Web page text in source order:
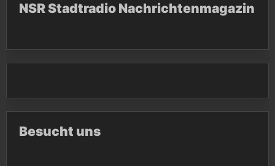
NSR Stadtradio Nachrichtenmagazin
Besucht uns